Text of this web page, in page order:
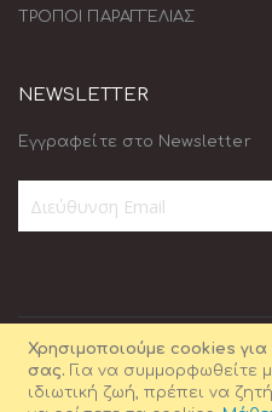
Χρησιμοποιούμε cookies για
σας.
Για να συμμορφωθείτε
ιδιωτική ζωή, πρέπει να
ΤΡΟΠΟΙ ΠΑΡΑΓΓΕΛΙΑΣ
NEWSLETTER
Εγγραφείτε στο Newsletter
Δελτίο: